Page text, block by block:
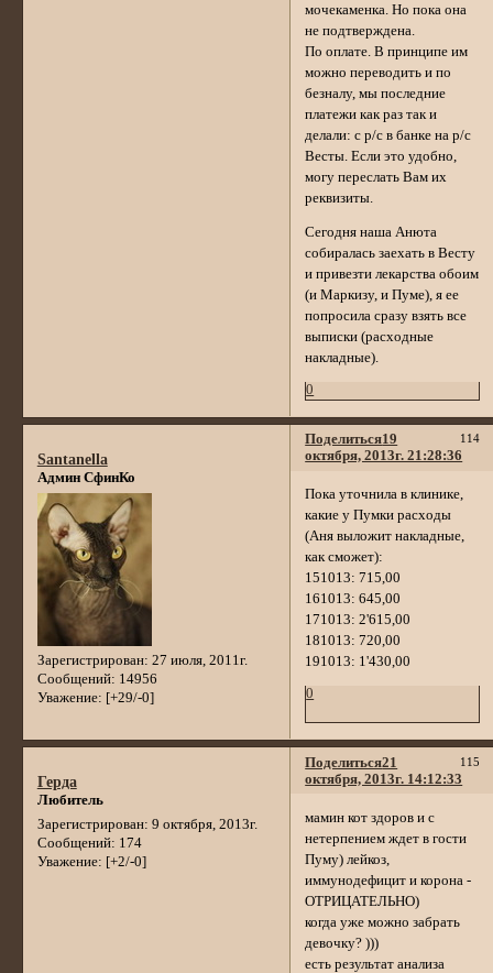
мочекаменка. Но пока она
не подтверждена.
По оплате. В принципе им
можно переводить и по
безналу, мы последние
платежи как раз так и
делали: с р/с в банке на р/с
Весты. Если это удобно,
могу переслать Вам их
реквизиты.
Сегодня наша Анюта
собиралась заехать в Весту
и привезти лекарства обоим
(и Маркизу, и Пуме), я ее
попросила сразу взять все
выписки (расходные
накладные).
0
Поделиться 114
19
октября, 2013г. 21:28:36
Santanella
Админ СфинКо
Зарегистрирован: 27 июля, 2011г.
Сообщений: 14956
Уважение: [+29/-0]
Пока уточнила в клинике,
какие у Пумки расходы
(Аня выложит накладные,
как сможет):
151013: 715,00
161013: 645,00
171013: 2'615,00
181013: 720,00
191013: 1'430,00
0
Поделиться 115
21
октября, 2013г. 14:12:33
Герда
Любитель
Зарегистрирован: 9 октября, 2013г.
Сообщений: 174
Уважение: [+2/-0]
мамин кот здоров и с
нетерпением ждет в гости
Пуму) лейкоз,
иммунодефицит и корона -
ОТРИЦАТЕЛЬНО)
когда уже можно забрать
девочку? )))
есть результат анализа